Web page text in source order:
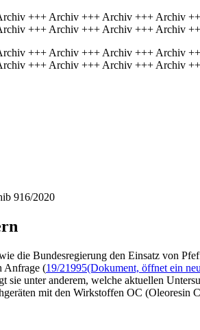
+++ Archiv +++ Archiv +++ Archiv
+++ Archiv +++ Archiv +++ Archiv
+++ Archiv +++ Archiv +++ Archiv
+++ Archiv +++ Archiv +++ Archiv
916/2020
Bundesregierung den Einsatz von
Anfrage (19/21995(Dokument, öffnet ein
sie unter anderem, welche aktuellen
mit den Wirkstoffen OC